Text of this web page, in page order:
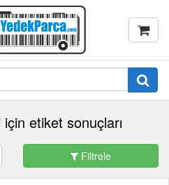
etiket sonuçları
Filtrele